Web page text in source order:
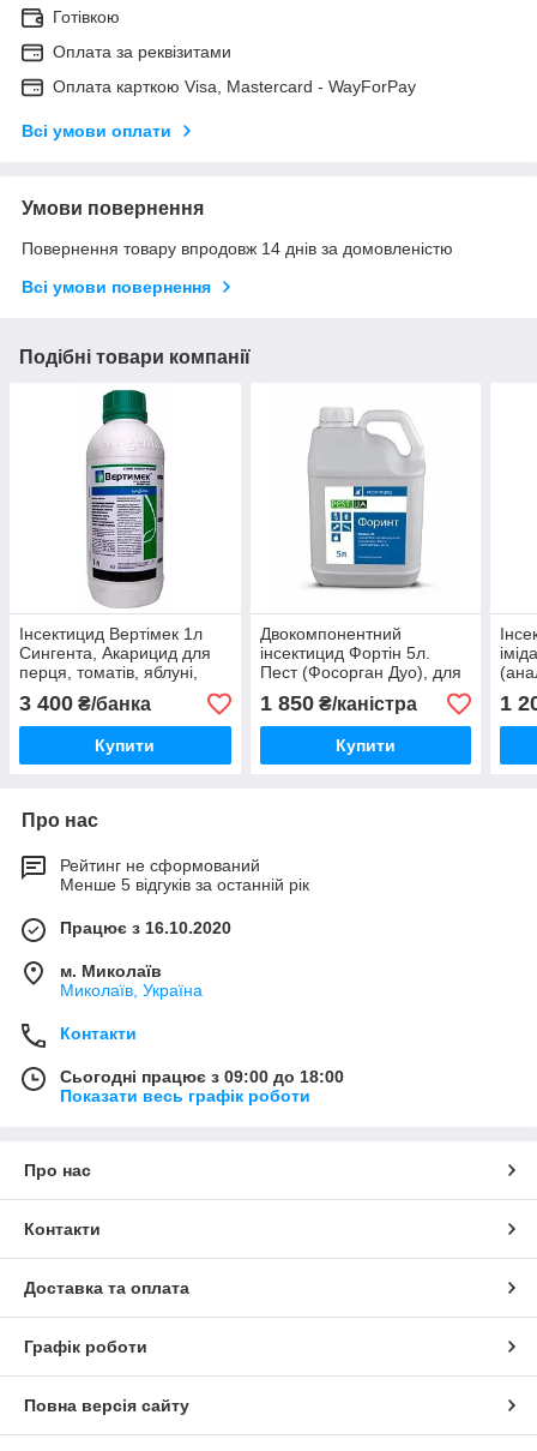
Готівкою
Оплата за реквізитами
Оплата карткою Visa, Mastercard - WayForPay
Всі умови оплати
Умови повернення
Повернення товару впродовж 14 днів за домовленістю
Всі умови повернення
Подібні товари компанії
Інсектицид Вертімек 1л
Сингента, Акарицид для
перця, томатів, яблуні,
полуниці проти клице і
трипси
3 400 ₴/банка
Купити
Двокомпонентний
інсектицид Фортін 5л.
Пест (Фосорган Дуо), для
пшениці, гороха, буряки,
рапса
1 850₴/каністра
Купити
1
Про нас
Рейтинг не сформований
Менше 5 відгуків за останній рік
Працює з 16.10.2020
м. Миколаїв
Миколаїв, Україна
Контакти
Сьогодні працює з 09:00 до 18:00
Показати весь графік роботи
Про нас
Контакти
Доставка та оплата
Графік роботи
Повна версія сайту